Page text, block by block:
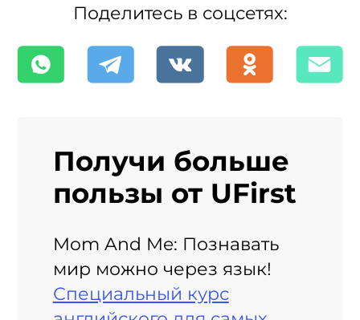
Поделитесь в соцсетях:
Получи больше
пользы от UFirst
Mom And Me: Познавать
мир можно через язык!
Специальный курс